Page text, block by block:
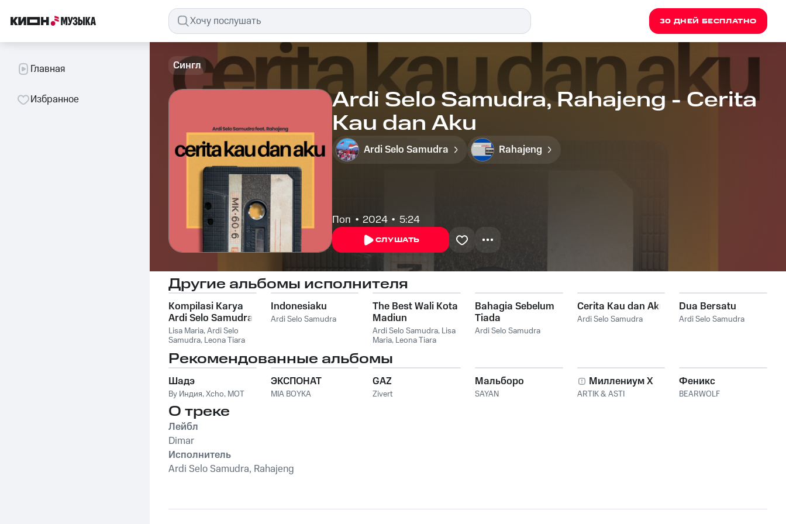
30 ДНЕЙ БЕСПЛАТНО
Главная
Избранное
Сингл
Ardi Selo Samudra, Rahajeng - Cerita
Kau dan Aku
Ardi Selo Samudra Rahajeng
Поп 2024 5:24
СЛУШАТЬ
Другие альбомы исполнителя
Kompilasi Karya
Ardi Selo Samudra
Lisa Maria,Ardi Selo
Samudra, Leona Tiara
Indonesiaku
Ardi Selo Samudra
The Best Wali Kota
Madiun
Ardi Selo Samudra, Lisa
Maria, Leona Tiara
Tjanu
Asign
Bahagia Sebelum
Tiada
Ardi Selo Samudra
Cerita Kau dan Aku
Ardi Selo Samudra
Dua Bersatu
Ardi Selo Samudra
Рекомендованные альбомы
Шадэ
By Индия,Xcho, MOT
ЭКСПОНАТ
MIA BOYKA
GAZ
Zivert
Мальборо
SAYAN
Миллениум X
ARTIK & ASTI
Феникс
BEARWOLF
О треке
Лейбл
Dimar
Исполнитель
Ardi Selo Samudra, Rahajeng